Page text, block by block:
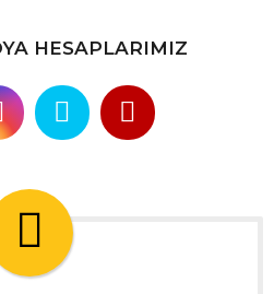
HESAPLARIMIZ